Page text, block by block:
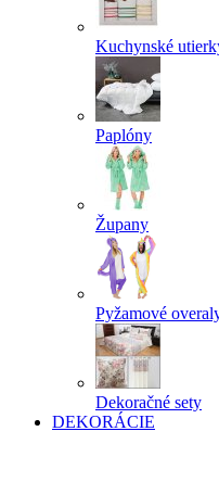
Kuchynské
Paplóny
Župany
Pyžamové
Dekoračné sety
DEKORÁCIE